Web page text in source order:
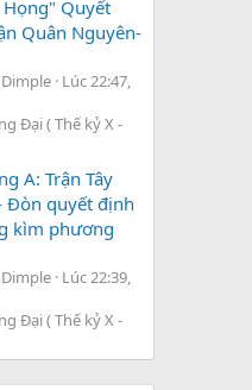
Quyết
Quân Nguyên-
Lúc 22:47,
Đại ( Thế kỷ X -
A: Trận Tây
Đòn quyết định
kìm phương
Lúc 22:39,
Đại ( Thế kỷ X -